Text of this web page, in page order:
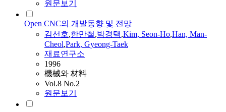
원문보기
Open CNC의 개발동향 및 전망
김선호,한만철,박경택,Kim, Seon-Ho,Han, Man-
Cheol,Park, Gyeong-Taek
재료연구소
1996
機械와 材料
Vol.8 No.2
원문보기